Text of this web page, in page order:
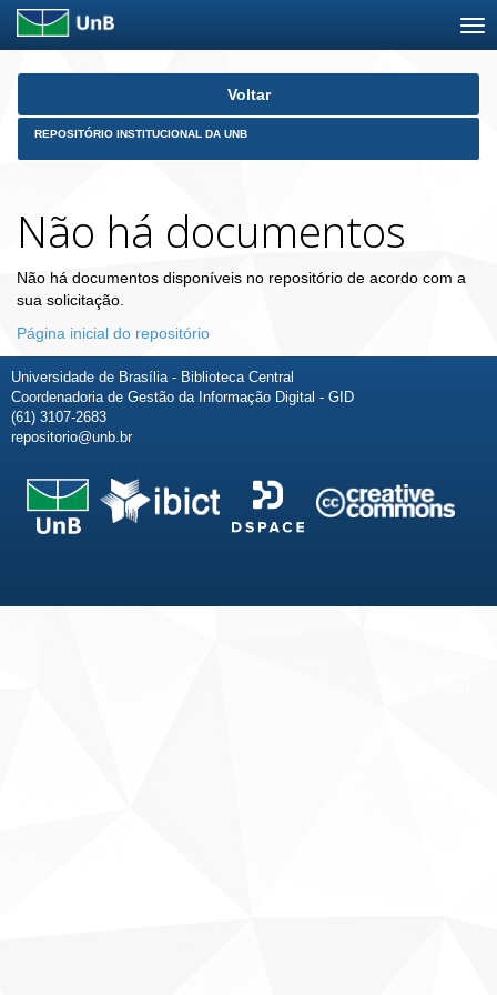
Skip
Voltar
REPOSITÓRIO INSTITUCIONAL DA UNB
Não há documentos
Não há documentos disponíveis no repositório de acordo com a
sua solicitação.
Página inicial do repositório
Universidade de Brasília - Biblioteca Central
Coordenadoria de Gestão da Informação Digital - GID
(61) 3107-2683
repositorio@unb.br